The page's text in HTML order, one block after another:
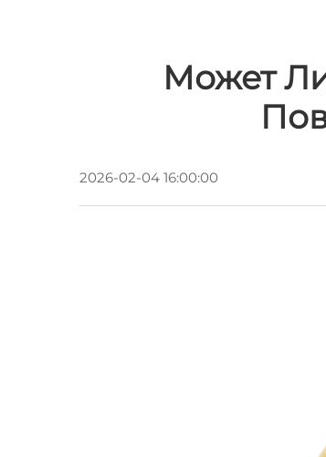
Может
2026-02-04 16:00:00